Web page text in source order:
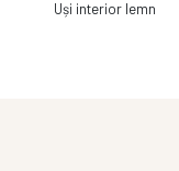
Uși interior lemn